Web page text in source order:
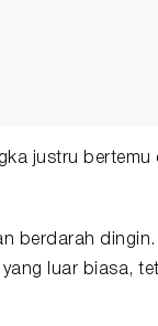
justru bertemu
berdarah dingin.
luar biasa,